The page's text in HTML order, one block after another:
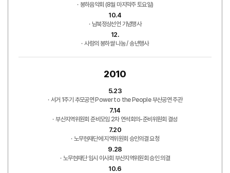
봉하음악회 (8월 마지막주 토요일)
10.4
남북정상선언 기념행사
12.
사랑의 봉하쌀 나눔 / 송년행사
2010
5.23
서거 1주기 추모공연 Power to the People 부산공연 주관
7.14
부산지역위원회 준비모임 2차 연석회의-준비위원회 결성
7.20
노무현재단에 지역위원회 승인의결 요청
9.28
노무현재단 임시 이사회 부산지역위원회 승인 의결
10.6